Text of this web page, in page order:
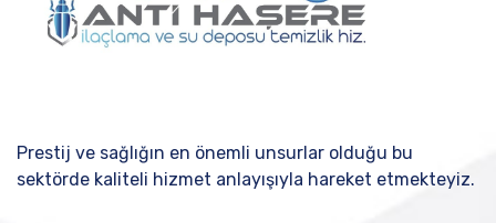
Prestij ve sağlığın en önemli unsurlar olduğu bu
sektörde kaliteli hizmet anlayışıyla hareket etmekteyiz.